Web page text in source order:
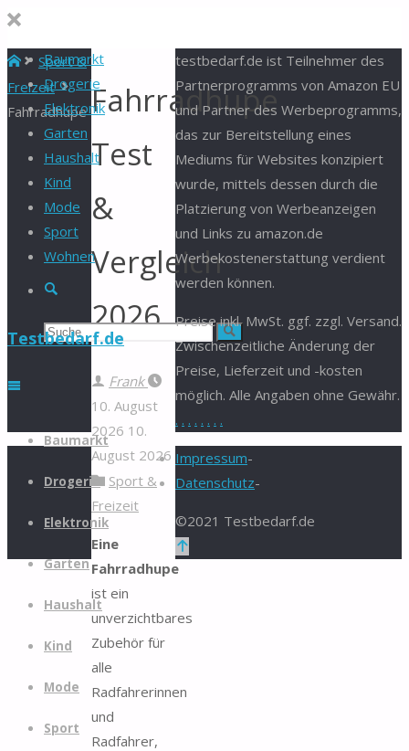
Baumarkt
Drogerie
Elektronik
Garten
Haushalt
Kind
Mode
Sport
Wohnen
Suche
Suchen Suche
Testbedarf.de
Zum
springen
Baumarkt
Drogerie
Elektronik
Garten
Haushalt
Kind
Mode
Sport
StartSport &
Freizeit
Fahrradhupe Fahrradhupe
Test
&
Vergleich
2026
Frank
10. August
2026 10.
August 2026
Sport &
Freizeit
Eine
Fahrradhupe
ist ein
unverzichtbares
Zubehör für
alle
Radfahrerinnen
und
Radfahrer,
testbedarf.de ist Teilnehmer des
Partnerprogramms von Amazon EU
und Partner des Werbeprogramms,
das zur Bereitstellung eines
Mediums für Websites konzipiert
wurde, mittels dessen durch die
Platzierung von Werbeanzeigen
und Links zu amazon.de
Werbekostenerstattung verdient
werden können.
Preise inkl. MwSt. ggf. zzgl. Versand.
Zwischenzeitliche Änderung der
Preise, Lieferzeit und -kosten
möglich. Alle Angaben ohne Gewähr.
. . . . . . . .
Impressum-
Datenschutz-
©2021 Testbedarf.de
Zurück
nach